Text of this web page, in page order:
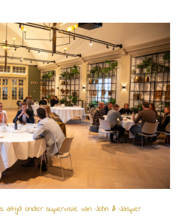
altijd onder supervisie van John & Jasper